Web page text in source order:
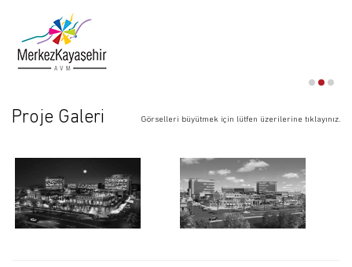
Proje Galeri Görselleri büyütmek için lütfen üzerilerine tıklayınız.